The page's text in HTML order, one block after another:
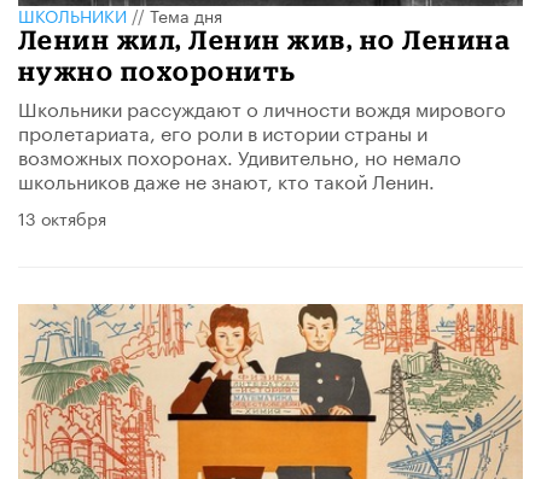
ШКОЛЬНИКИ//Тема дня
Ленин жил, Ленин жив, но Ленина
нужно похоронить
Школьники рассуждают о личности вождя мирового
пролетариата, его роли в истории страны и
возможных похоронах. Удивительно, но немало
школьников даже не знают, кто такой Ленин.
13 октября